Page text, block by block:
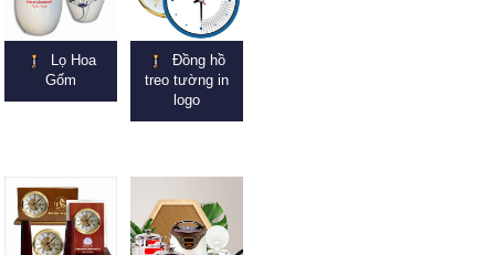
Lọ Hoa
Gốm
Đồng hồ
treo tường in
logo